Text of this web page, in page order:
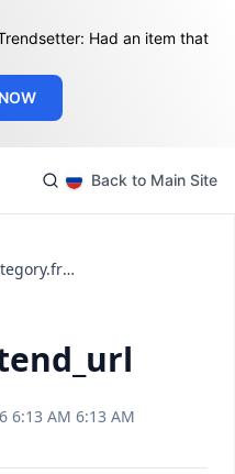
Had an item that
Back to Main Site
Крючок: category.frontend_url
6:13 AM 6:13 AM